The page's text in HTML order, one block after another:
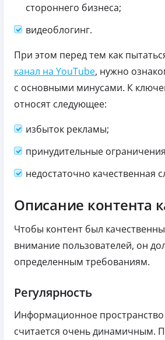
стороннего бизнеса;
видеоблогинг.
При этом перед тем как
канал на YouTube, нужно
с основными минусами. К
относят следующее:
избыток рекламы;
принудительные
недостаточно качественная
Описание контента
Чтобы контент был
внимание пользователей, он
определенным требованиям.
Регулярность
Информационное пространство
считается очень динамичным.